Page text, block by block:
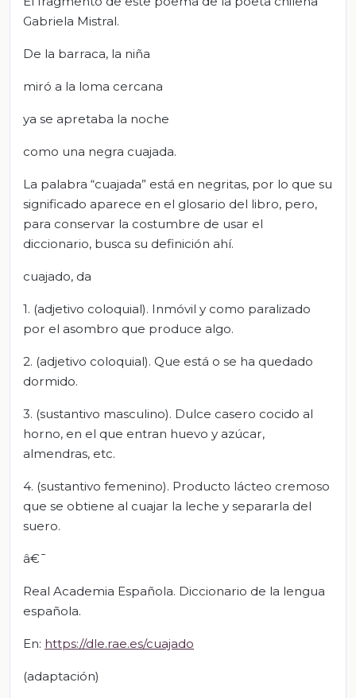
Gabriela Mistral.
De la barraca, la niña
miró a la loma cercana
ya se apretaba la noche
como una negra cuajada.
La palabra “cuajada” está en negritas, por lo que su
significado aparece en el glosario del libro, pero,
para conservar la costumbre de usar el
diccionario, busca su definición ahí.
cuajado, da
1. (adjetivo coloquial). Inmóvil y como paralizado
por el asombro que produce algo.
2. (adjetivo coloquial). Que está o se ha quedado
dormido.
3. (sustantivo masculino). Dulce casero cocido al
horno, en el que entran huevo y azúcar,
almendras, etc.
4. (sustantivo femenino). Producto lácteo cremoso
que se obtiene al cuajar la leche y separarla del
suero.
â€¯
Real Academia Española. Diccionario de la lengua
española.
En: https://dle.rae.es/cuajado
(adaptación)